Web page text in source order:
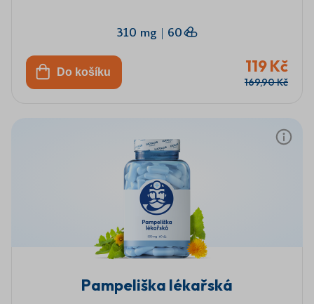
310 mg | 60
Do košíku 119 Kč
169,90 Kč
Pampeliška lékařská